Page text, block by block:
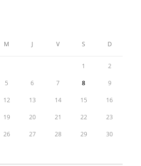
M J V S D
1 2
5 6 7 8 9
12 13 14 15 16
19 20 21 22 23
26 27 28 29 30